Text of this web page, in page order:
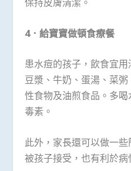
4．給寶寶做頓食療餐
患水痘的孩子，飲食宜
豆漿、牛奶、蛋湯、菜
性食物及油煎食品。多
毒素。
此外，家長還可以做一
被孩子接受，也有利於病